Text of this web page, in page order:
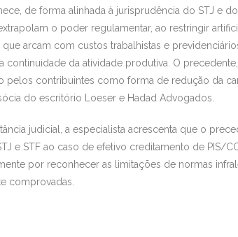
de forma alinhada à jurisprudência do STJ e
o poder regulamentar, ao restringir
arcam com custos trabalhistas e
da atividade produtiva. O
pelos contribuintes como forma de redução da
do escritório Loeser e Hadad Advogados.
judicial, a especialista acrescenta que o
e STF ao caso de efetivo creditamento de PIS/
por reconhecer as limitações de normas
comprovadas.